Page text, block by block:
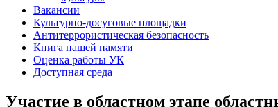
Вакансии
Культурно-досуговые площадки
Антитеррористическая безопасность
Книга нашей памяти
Оценка работы УК
Доступная среда
Участие в областном этапе